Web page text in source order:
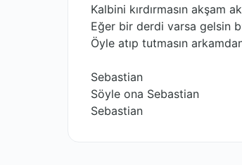
Kalbini kırdırmasın akşam
Eğer bir derdi varsa gelsin
Öyle atıp tutmasın
Sebastian
Söyle ona Sebastian
Sebastian